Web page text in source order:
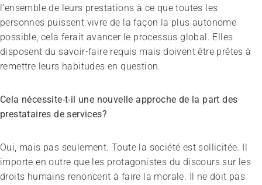
l’ensemble de leurs prestations à ce que toutes les
personnes puissent vivre de la façon la plus autonome
possible, cela ferait avancer le processus global. Elles
disposent du savoir-faire requis mais doivent être prêtes à
remettre leurs habitudes en question.
Cela nécessite-t-il une nouvelle approche de la part des
prestataires de services?
Oui, mais pas seulement. Toute la société est sollicitée. Il
importe en outre que les protagonistes du discours sur les
droits humains renoncent à faire la morale. Il ne doit pas